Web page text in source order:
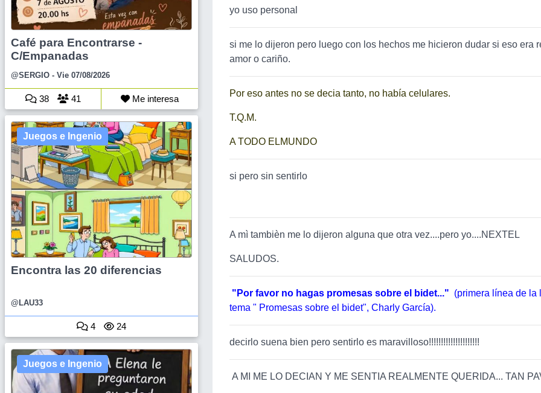
Café para Encontrarse -
C/Empanadas
@SERGIO - Vie 07/08/2026
38 41 Me interesa
Juegos e Ingenio
Encontra las 20 diferencias
@LAU33
4 24
Juegos e Ingenio
yo uso personal
si me lo dijeron pero luego con los hechos me hicieron dudar si eso era
amor o cariño.
Por eso antes no se decia tanto, no había celulares.
T.Q.M.
A TODO ELMUNDO
si pero sin sentirlo
A mì tambièn me lo dijeron alguna que otra vez....pero yo....NEXTEL
SALUDOS.
"Por favor no hagas promesas sobre el bidet..." (primera línea de la
tema " Promesas sobre el bidet", Charly García).
decirlo suena bien pero sentirlo es maravilloso!!!!!!!!!!!!!!!!!!!!!
A MI ME LO DECIAN Y ME SENTIA REALMENTE QUERIDA... TAN